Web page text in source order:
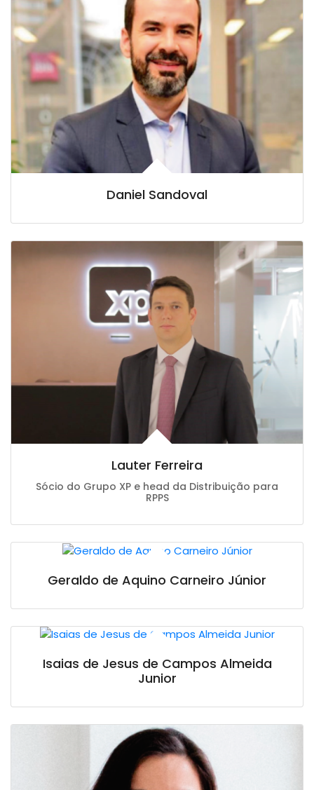
Daniel Sandoval
Lauter Ferreira
Sócio do Grupo XP e head da Distribuição para
RPPS
Geraldo de Aquino Carneiro Júnior
Isaias de Jesus de Campos Almeida
Junior